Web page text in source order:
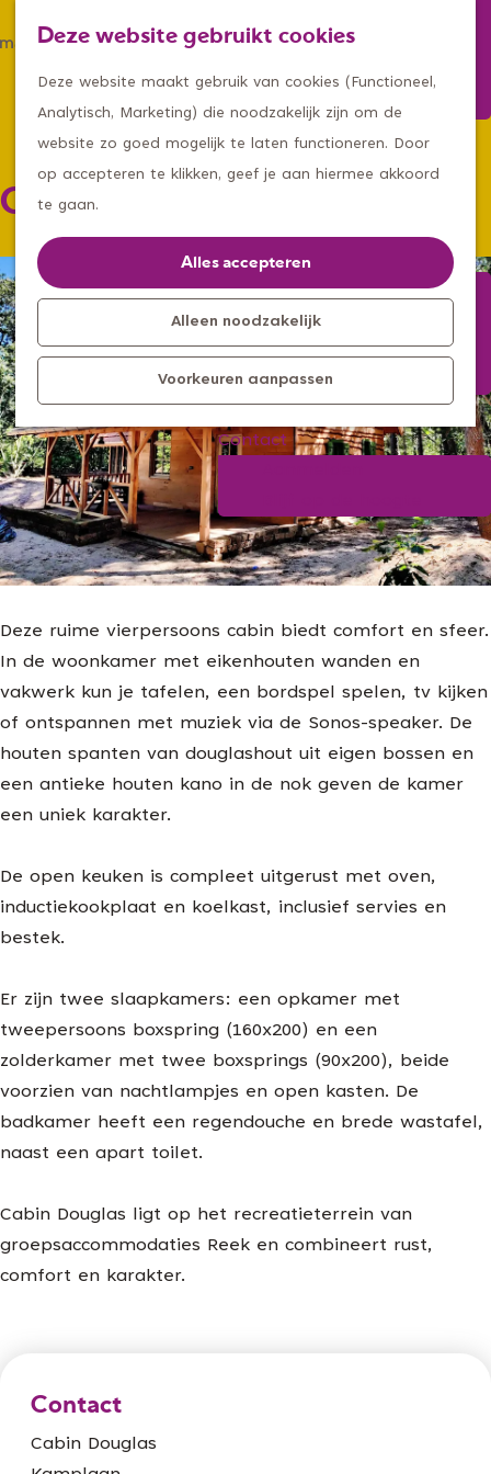
Deze website gebruikt cookies
Deze website maakt gebruik van cookies (Functioneel,
Analytisch, Marketing) die noodzakelijk zijn om de
website zo goed mogelijk te laten functioneren. Door
op accepteren te klikken, geef je aan hiermee akkoord
te gaan.
Alles accepteren
Alleen noodzakelijk
Voorkeuren aanpassen
a
d
e
h
o
m
e
p
a
g
e
K
a
a
r
t
o
e
k
e
M
e
n
u
Eten & drinken
Met een groep
Met kids
Kleine ontdekkers, grootse
Kom langs
Overnachten
Bereikbaarheid
Toeristisch
Informatiepunt
Contact
Cabin Douglas
Deze ruime vierpersoons cabin biedt comfort en sfeer.
In de woonkamer met eikenhouten wanden en
vakwerk kun je tafelen, een bordspel spelen, tv kijken
of ontspannen met muziek via de Sonos-speaker. De
houten spanten van douglashout uit eigen bossen en
een antieke houten kano in de nok geven de kamer
een uniek karakter.
De open keuken is compleet uitgerust met oven,
inductiekookplaat en koelkast, inclusief servies en
bestek.
Er zijn twee slaapkamers: een opkamer met
tweepersoons boxspring (160x200) en een
zolderkamer met twee boxsprings (90x200), beide
voorzien van nachtlampjes en open kasten. De
badkamer heeft een regendouche en brede wastafel,
naast een apart toilet.
Cabin Douglas ligt op het recreatieterrein van
groepsaccommodaties Reek en combineert rust,
comfort en karakter.
Contact
Cabin Douglas